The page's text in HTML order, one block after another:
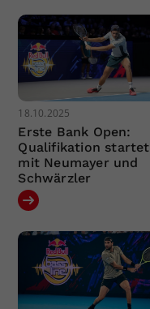
18.10.2025
Erste Bank Open:
Qualifikation startet
mit Neumayer und
Schwärzler